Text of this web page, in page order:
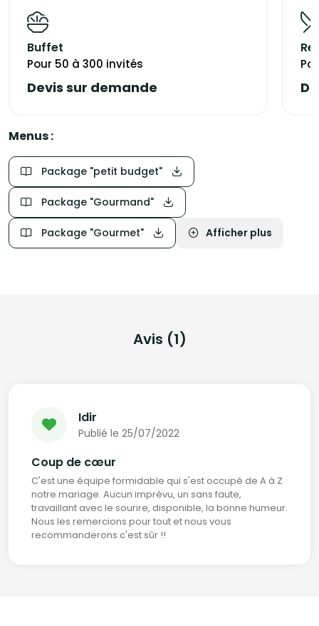
obtenir un moments magique et unique.
ici:https://www.maydynatraiteur.com/notresavoirfaire
Etude et devis personnalisé selon vos besoins car chaque
évènement est différent.
Evénement d'affaires
- Salons
- Repas d'entreprise
- Séminaire
- Convention
- Congrès
- Colloque
- Salon B to B
Evénements grand public
- Lancement de produits
Notre service traiteur est accessible aux entreprises et aux
particuliers n'hésitez pas à nous demander un devis
Buffet
Pour 50 à 300 invités
Devis sur demande
Menus :
Package "petit budget"
Package "Gourmand"
Package "Gourmet" Afficher plus
Avis (1)
Idir
Publié le 25/07/2022
Coup de cœur
C'est une équipe formidable qui s'est occupé de A à Z
notre mariage. Aucun imprévu, un sans faute,
travaillant avec le sourire, disponible, la bonne humeur.
Nous les remercions pour tout et nous vous
recommanderons c'est sûr !!